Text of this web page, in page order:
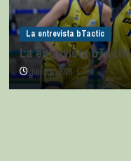
La entrevista bTactic
La entrevista
julio 11, 2026 0